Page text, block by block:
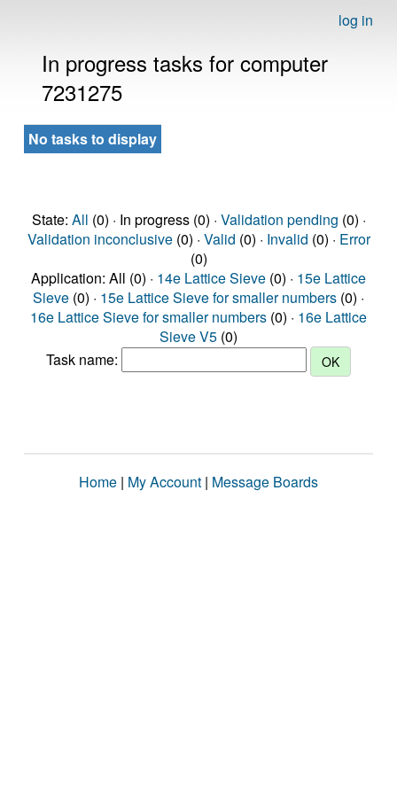
log in
In progress tasks for computer
7231275
No tasks to display
State: All (0) · In progress (0) · Validation pending (0) ·
Validation inconclusive(0) · Valid (0) · Invalid (0) · Error
(0)
Application: All (0) · 14e Lattice Sieve (0) · 15e Lattice
Sieve (0) · 15e Lattice Sieve for smaller numbers (0) ·
16e Lattice Sieve for smaller numbers (0) · 16e Lattice
Sieve V5 (0)
Task name:
Home | My Account | Message Boards